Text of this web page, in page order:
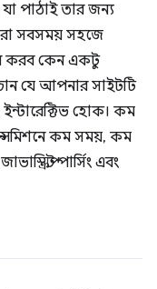
পাঠাই তার জন্য
সবসময় সহজে
করব কেন একটু
যে আপনার সাইটটি
হোক। কম
কম সময়, কম
পার্সিং এবং